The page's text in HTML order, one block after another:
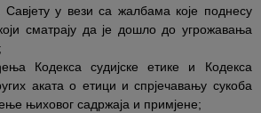
у вези са жалбама које поднесу
сматрају да је дошло до угрожавања
Кодекса судијске етике и Кодекса
аката о етици и спрјечавању сукоба
њиховог садржаја и примјене;